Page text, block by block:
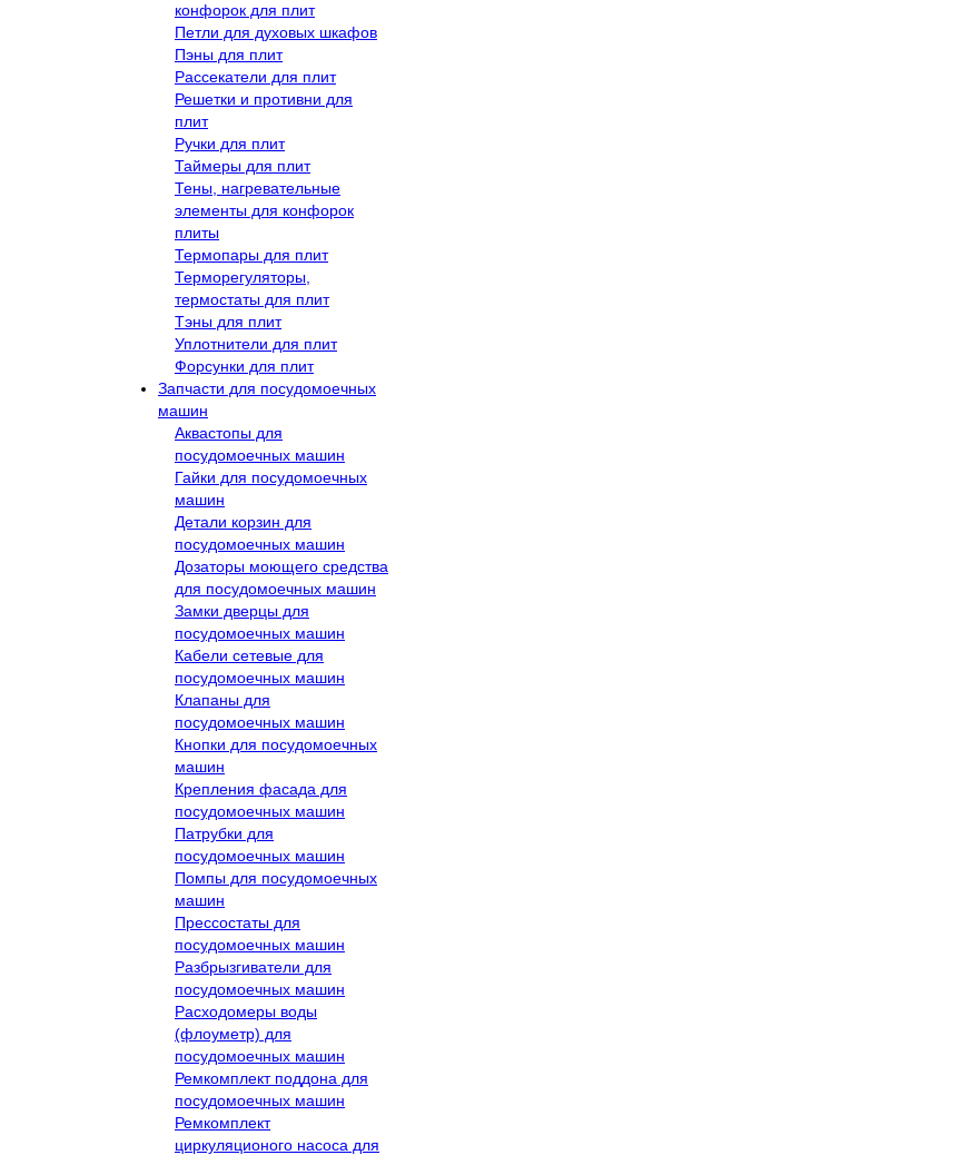
конфорок для плит
Петли для духовых шкафов
Пэны для плит
Рассекатели для плит
Решетки и противни для
плит
Ручки для плит
Таймеры для плит
Тены, нагревательные
элементы для конфорок
плиты
Термопары для плит
Терморегуляторы,
термостаты для плит
Тэны для плит
Уплотнители для плит
Форсунки для плит
Запчасти для посудомоечных
машин
Аквастопы для
посудомоечных машин
Гайки для посудомоечных
машин
Детали корзин для
посудомоечных машин
Дозаторы моющего средства
для посудомоечных машин
Замки дверцы для
посудомоечных машин
Кабели сетевые для
посудомоечных машин
Клапаны для
посудомоечных машин
Кнопки для посудомоечных
машин
Крепления фасада для
посудомоечных машин
Патрубки для
посудомоечных машин
Помпы для посудомоечных
машин
Прессостаты для
посудомоечных машин
Разбрызгиватели для
посудомоечных машин
Расходомеры воды
(флоуметр) для
посудомоечных машин
Ремкомплект поддона для
посудомоечных машин
Ремкомплект
циркуляционого насоса для